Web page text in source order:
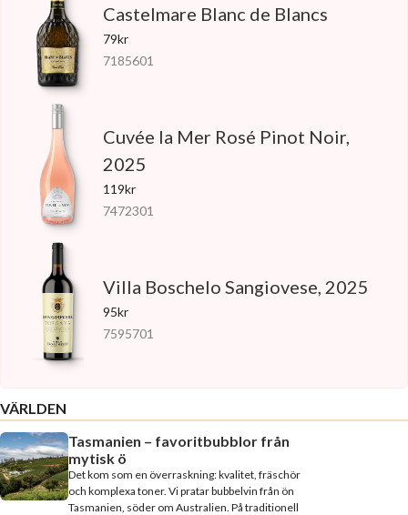
Castelmare Blanc de Blancs
79kr
7185601
Cuvée la Mer Rosé Pinot Noir,
2025
119kr
7472301
Villa Boschelo Sangiovese, 2025
95kr
7595701
VÄRLDEN
Tasmanien – favoritbubblor från
mytisk ö
Det kom som en överraskning: kvalitet, fräschör
och komplexa toner. Vi pratar bubbelvin från ön
Tasmanien, söder om Australien. På traditionell